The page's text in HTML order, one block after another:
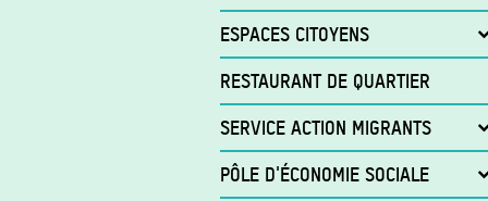
ESPACES CITOYENS
Espace Citoyen Porte Ouest
Services de l'accueil
Activités et services
Services
RESTAURANT DE QUARTIER
SERVICE ACTION MIGRANTS
Projet Activ’Up
PÔLE D'ÉCONOMIE SOCIALE